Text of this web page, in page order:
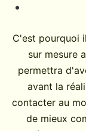
C'est pourquoi
sur mesure
permettra
avant la
contacter au
de mieux